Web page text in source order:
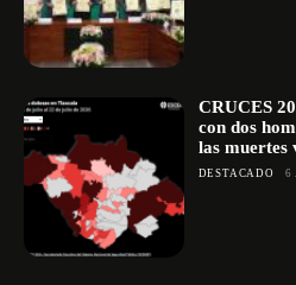
CRUCES
con dos
las muertes
DESTACADO 6